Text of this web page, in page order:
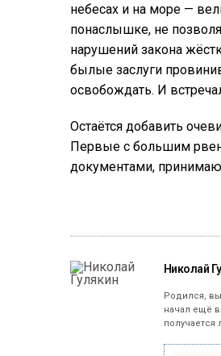
небесах и на море —
понаслышке, не
нарушений закона
былые заслуги
освобождать. И
Остаётся добавить
Первые с большим
документами,
Николай
Родился,
начал ещё
получается